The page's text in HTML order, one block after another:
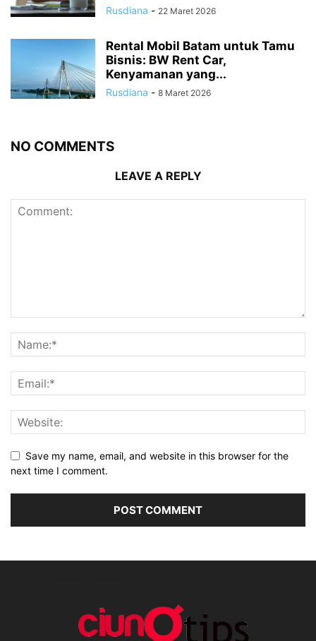
Rusdiana - 22 Maret 2026
Rental Mobil Batam untuk Tamu
Bisnis: BW Rent Car,
Kenyamanan yang...
Rusdiana - 8 Maret 2026
NO COMMENTS
LEAVE A REPLY
Save my name, email, and website in this browser for the
next time I comment.